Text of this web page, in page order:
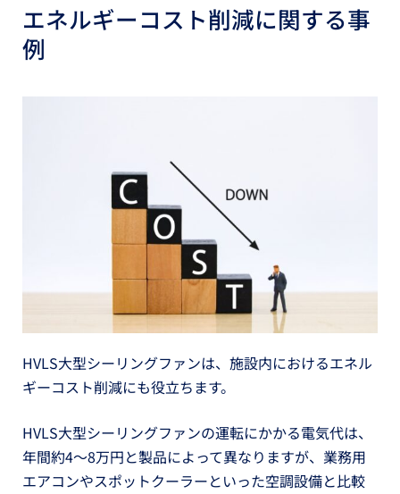
エネルギーコスト削減に関する事
例
HVLS大型シーリングファンは、施設内におけるエネル
ギーコスト削減にも役立ちます。
HVLS大型シーリングファンの運転にかかる電気代は、
年間約4〜8万円と製品によって異なりますが、業務用
エアコンやスポットクーラーといった空調設備と比較